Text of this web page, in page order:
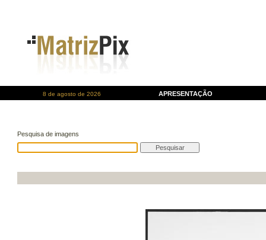
8 de agosto de 2026 APRESENTAÇÃO
Pesquisa de imagens